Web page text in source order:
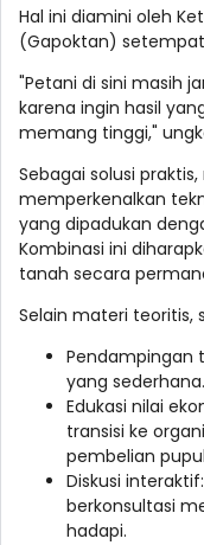
Hal ini diamini oleh
(Gapoktan)
"Petani di sini masih
karena ingin hasil
memang tinggi,"
Sebagai solusi
memperkenalkan
yang dipadukan
Kombinasi ini
tanah secara
Selain materi teoritis,
Pendampingan
yang sederhana.
Edukasi nilai
transisi ke
pembelian
Diskusi
berkonsultasi
hadapi.